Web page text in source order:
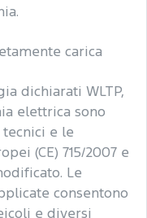
carica
dichiarati WLTP,
elettrica sono
e le
(CE) 715/2007 e
Le
consentono
e diversi